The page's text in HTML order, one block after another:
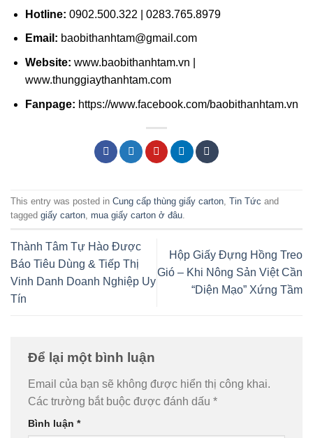
Hotline: 0902.500.322 | 0283.765.8979
Email: baobithanhtam@gmail.com
Website: www.baobithanhtam.vn |
www.thunggiaythanhtam.com
Fanpage: https://www.facebook.com/baobithanhtam.vn
This entry was posted in Cung cấp thùng giấy carton, Tin Tức and
tagged giấy carton, mua giấy carton ở đâu.
Thành Tâm Tự Hào Được
Báo Tiêu Dùng & Tiếp Thị
Vinh Danh Doanh Nghiệp Uy
Tín
Hộp Giấy Đựng Hồng Treo
Gió – Khi Nông Sản Việt Cần
“Diện Mạo” Xứng Tầm
Để lại một bình luận
Email của bạn sẽ không được hiển thị công khai.
Các trường bắt buộc được đánh dấu *
Bình luận *